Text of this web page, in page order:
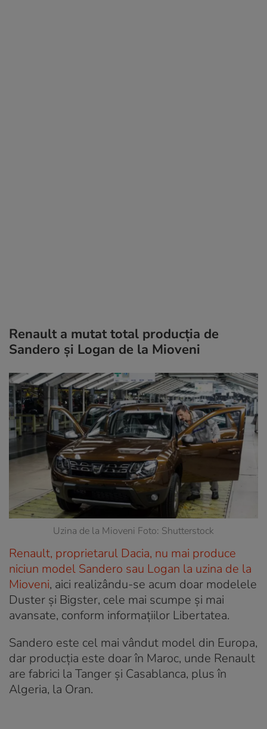
Renault a mutat total producția de
Sandero și Logan de la Mioveni
Uzina de la Mioveni Foto: Shutterstock
Renault, proprietarul Dacia, nu mai produce
niciun model Sandero sau Logan la uzina de la
Mioveni, aici realizându-se acum doar modelele
Duster și Bigster, cele mai scumpe și mai
avansate, conform informațiilor Libertatea.
Sandero este cel mai vândut model din Europa,
dar producția este doar în Maroc, unde Renault
are fabrici la Tanger și Casablanca, plus în
Algeria, la Oran.